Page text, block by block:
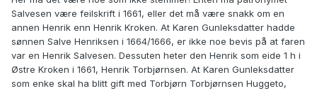
Salvesen være feilskrift i 1661, eller det må være snakk om en
annen Henrik enn Henrik Kroken. At Karen Gunleksdatter hadde
sønnen Salve Henriksen i 1664/1666, er ikke noe bevis på at faren
var en Henrik Salvesen. Dessuten heter den Henrik som eide 1 h i
Østre Kroken i 1661, Henrik Torbjørnsen. At Karen Gunleksdatter
som enke skal ha blitt gift med Torbjørn Torbjørnsen Huggeto,